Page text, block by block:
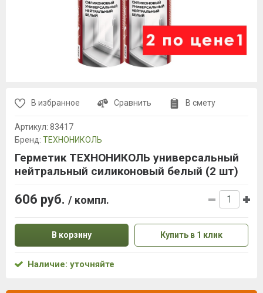
В избранное Сравнить В смету
Артикул: 83417
Бренд: ТЕХНОНИКОЛЬ
Герметик ТЕХНОНИКОЛЬ универсальный
нейтральный силиконовый белый (2 шт)
606 руб. / компл.
В корзину Купить в 1 клик
Наличие: уточняйте